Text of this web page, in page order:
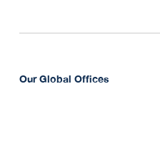
Our Global Offices